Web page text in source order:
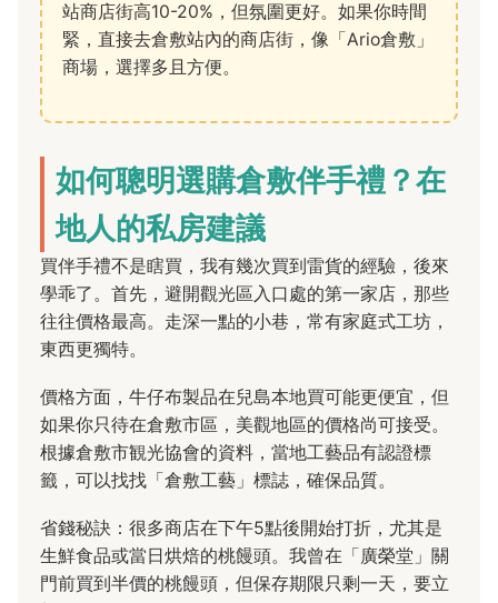
站商店街高10-20%，但氛圍更好。如果你時間
緊，直接去倉敷站內的商店街，像「Ario倉敷」
商場，選擇多且方便。
如何聰明選購倉敷伴手禮？在
地人的私房建議
買伴手禮不是瞎買，我有幾次買到雷貨的經驗，後來
學乖了。首先，避開觀光區入口處的第一家店，那些
往往價格最高。走深一點的小巷，常有家庭式工坊，
東西更獨特。
價格方面，牛仔布製品在兒島本地買可能更便宜，但
如果你只待在倉敷市區，美觀地區的價格尚可接受。
根據倉敷市観光協會的資料，當地工藝品有認證標
籤，可以找找「倉敷工藝」標誌，確保品質。
省錢秘訣：很多商店在下午5點後開始打折，尤其是
生鮮食品或當日烘焙的桃饅頭。我曾在「廣榮堂」關
門前買到半價的桃饅頭，但保存期限只剩一天，要立